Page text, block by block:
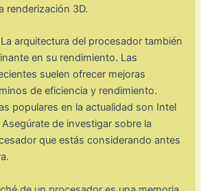
renderización 3D.
arquitectura del procesador también
en su rendimiento. Las
suelen ofrecer mejoras
de eficiencia y rendimiento.
populares en la actualidad son Intel
de investigar sobre la
que estás considerando antes